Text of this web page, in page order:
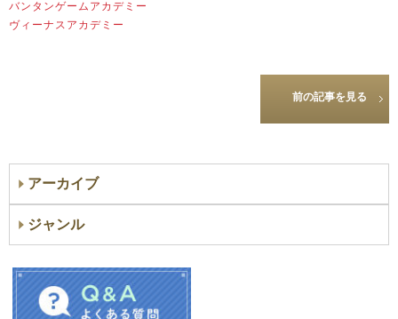
バンタンゲームアカデミー
ヴィーナスアカデミー
前の記事を見る
アーカイブ
ジャンル